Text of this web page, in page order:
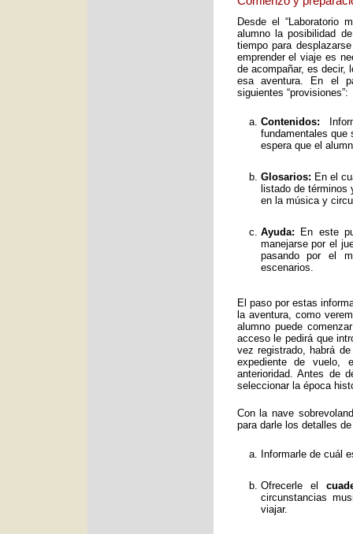
Desde el “Laboratorio
alumno la posibilidad
tiempo para
emprender el viaje es
de acompañar, es decir,
esa aventura. En el
siguientes “provisiones”:
Contenidos:
fundamentales que
espera que el
Glosarios: En el
listado de
en la música y
Ayuda: En este
manejarse por el
pasando por el
escenarios.
El paso por estas
la aventura, como
alumno puede
acceso le pedirá que
vez registrado, habrá
expediente de vuelo,
anterioridad. Antes de
seleccionar la época
Con la nave
para darle los detalles
Informarle de cuál
Ofrecerle el
circunstancias
viajar.